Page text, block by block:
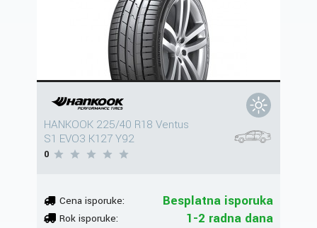
HANKOOK 225/40 R18 Ventus
S1 EVO3 K127 Y92
0
Cena isporuke: Besplatna isporuka
Rok isporuke: 1-2 radna dana